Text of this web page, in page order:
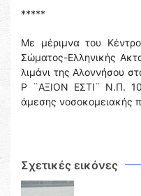
*****
Με μέριμνα του
Σώματος-Ελληνικής
λιμάνι της Αλοννήσου
Ρ ¨ΑΞΙΟΝ ΕΣΤΙ¨ Ν.Π.
άμεσης νοσοκομειακής
Σχετικές εικόνες